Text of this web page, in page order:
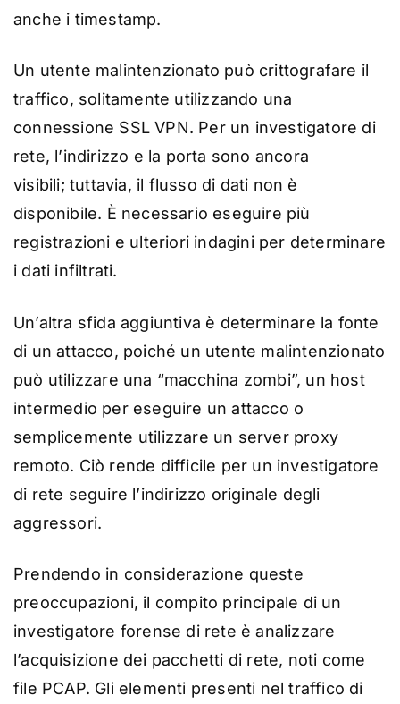
anche i timestamp.
Un utente malintenzionato può crittografare il
traffico, solitamente utilizzando una
connessione SSL VPN. Per un investigatore di
rete, l’indirizzo e la porta sono ancora
visibili; tuttavia, il flusso di dati non è
disponibile. È necessario eseguire più
registrazioni e ulteriori indagini per determinare
i dati infiltrati.
Un’altra sfida aggiuntiva è determinare la fonte
di un attacco, poiché un utente malintenzionato
può utilizzare una “macchina zombi”, un host
intermedio per eseguire un attacco o
semplicemente utilizzare un server proxy
remoto. Ciò rende difficile per un investigatore
di rete seguire l’indirizzo originale degli
aggressori.
Prendendo in considerazione queste
preoccupazioni, il compito principale di un
investigatore forense di rete è analizzare
l’acquisizione dei pacchetti di rete, noti come
file PCAP. Gli elementi presenti nel traffico di